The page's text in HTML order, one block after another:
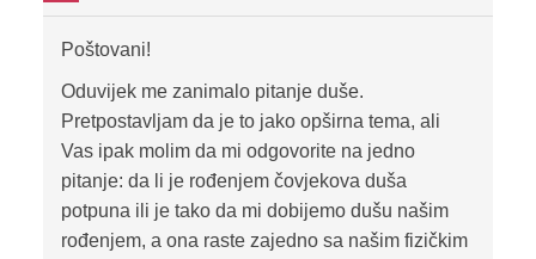
Poštovani!
Oduvijek me zanimalo pitanje duše.
Pretpostavljam da je to jako opširna tema, ali
Vas ipak molim da mi odgovorite na jedno
pitanje: da li je rođenjem čovjekova duša
potpuna ili je tako da mi dobijemo dušu našim
rođenjem, a ona raste zajedno sa našim fizičkim